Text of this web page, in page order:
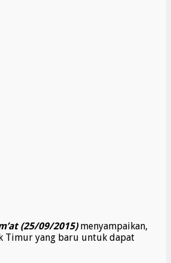
(25/09/2015)menyampaikan,
Timur yang baru untuk dapat